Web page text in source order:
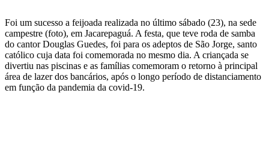
Foi um sucesso a feijoada realizada no último sábado (23), na sede
campestre (foto), em Jacarepaguá. A festa, que teve roda de samba
do cantor Douglas Guedes, foi para os adeptos de São Jorge, santo
católico cuja data foi comemorada no mesmo dia. A criançada se
divertiu nas piscinas e as famílias comemoram o retorno à principal
área de lazer dos bancários, após o longo período de distanciamento
em função da pandemia da covid-19.